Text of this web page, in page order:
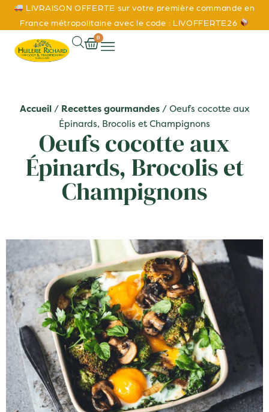
LIVRAISON OFFERTE sur votre première commande en
France métropolitaine avec le code : LIVOFFERTE26
0
Accueil/ Recettes gourmandes/ Oeufs cocotte aux
Épinards, Brocolis et Champignons
Oeufs cocotte aux
Épinards, Brocolis et
Champignons